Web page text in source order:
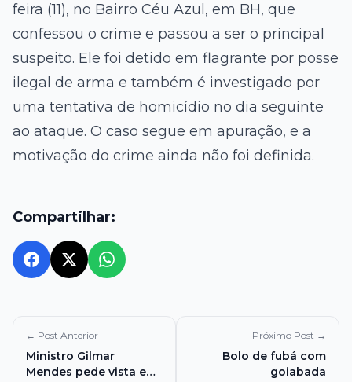
feira (11), no Bairro Céu Azul, em BH, que
confessou o crime e passou a ser o principal
suspeito. Ele foi detido em flagrante por posse
ilegal de arma e também é investigado por
uma tentativa de homicídio no dia seguinte
ao ataque. O caso segue em apuração, e a
motivação do crime ainda não foi definida.
Compartilhar:
← Post Anterior
Ministro Gilmar
Mendes pede vista e
Próximo Post →
Bolo de fubá com
goiabada